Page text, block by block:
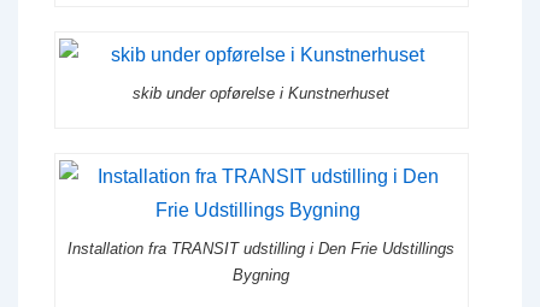
skib under opførelse i Kunstnerhuset
Installation fra TRANSIT udstilling i Den Frie Udstillings
Bygning